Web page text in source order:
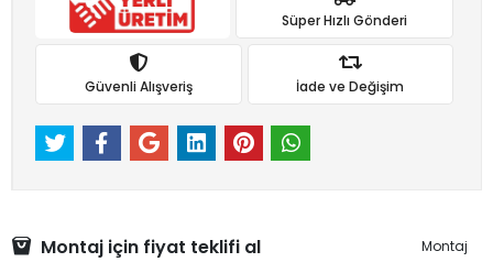
Süper Hızlı Gönderi
Güvenli Alışveriş İade ve Değişim
Montaj için fiyat teklifi al Montaj